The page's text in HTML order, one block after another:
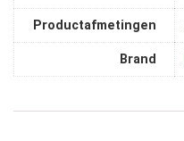
Productafmetingen
Brand